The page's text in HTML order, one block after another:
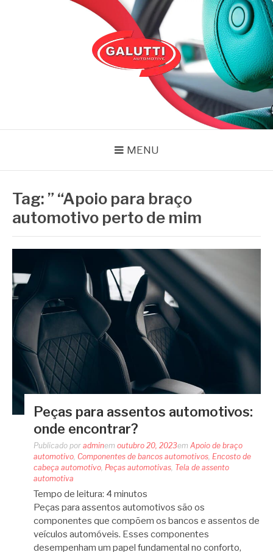
MENU
Tag: ” “Apoio para braço
automotivo perto de mim
Peças para assentos automotivos:
onde encontrar?
Publicado por adminem outubro 20, 2023em Apoio de braço
automotivo, Componentes de bancos automotivos, Encosto de
cabeça automotivo, Peças automotivas, Tela de assento
automotiva
Tempo de leitura: 4 minutos
Peças para assentos automotivos são os
componentes que compõem os bancos e assentos de
veículos automóveis. Esses componentes
desempenham um papel fundamental no conforto,